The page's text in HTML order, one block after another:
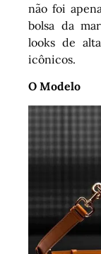
não foi
bolsa da
looks de
icônicos.
O Modelo